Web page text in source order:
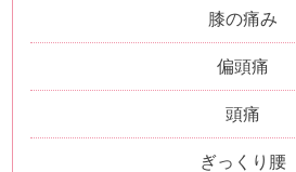
膝の痛み
偏頭痛
頭痛
ぎっくり腰